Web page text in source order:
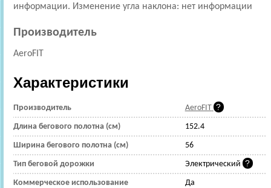
информации. Изменение угла наклона: нет информации
Производитель
AeroFIT
Характеристики
Производитель AeroFIT
Длина бегового полотна (см) 152.4
Ширина бегового полотна (см) 56
Тип беговой дорожки Электрический
Коммерческое использование Да